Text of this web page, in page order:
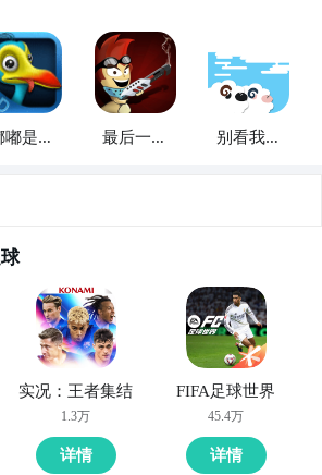
嘟是只
最后一只
别看我是
实况：王者集结
1.3万
详情
FIFA足球世界
45.4万
详情